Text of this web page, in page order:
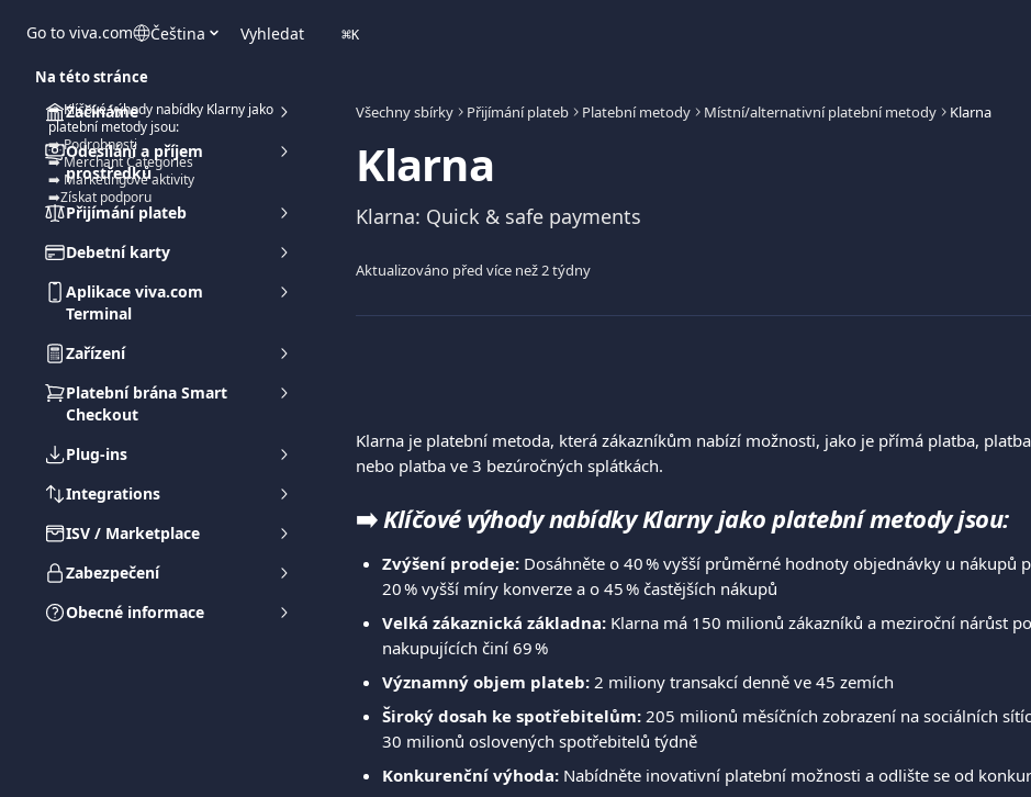
Go to viva.com Čeština Vyhledat ⌘K
Začínáme
Odesílání a příjem
prostředků
Přijímání plateb
Debetní karty
Aplikace viva.com
Terminal
Zařízení
Platební brána Smart
Checkout
Plug-ins
Integrations
ISV / Marketplace
Zabezpečení
Obecné informace
Všechny sbírky Přijímání plateb Platební metody Místní/alternativní platební metody Klarna
Klarna
Klarna: Quick & safe payments
Aktualizováno před více než 2 týdny
Klarna je platební metoda, která zákazníkům nabízí možnosti, jako je přímá platba,
nebo platba ve 3 bezúročných splátkách.
➡️ Klíčové výhody nabídky Klarny jako platební metody jsou:
Zvýšení prodeje: Dosáhněte o 40 % vyšší průměrné hodnoty objednávky u nákupů
20 % vyšší míry konverze a o 45 % častějších nákupů
Velká zákaznická základna: Klarna má 150 milionů zákazníků a meziroční nárůst
nakupujících činí 69 %
Významný objem plateb: 2 miliony transakcí denně ve 45 zemích
Široký dosah ke spotřebitelům: 205 milionů měsíčních zobrazení na sociálních
30 milionů oslovených spotřebitelů týdně
Konkurenční výhoda: Nabídněte inovativní platební možnosti a odlište se od
Na této stránce
➡️ Klíčové výhody nabídky Klarny jako
platební metody jsou:
➡️ Podrobnosti
➡️ Merchant Categories
➡️ Marketingové aktivity
➡️Získat podporu